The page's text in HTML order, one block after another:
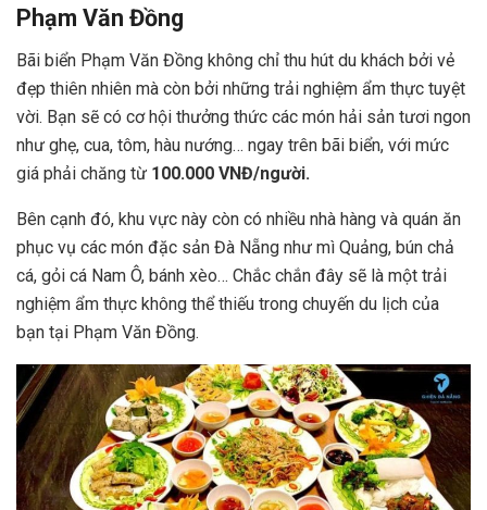
Phạm Văn Đồng
Bãi biển Phạm Văn Đồng không chỉ thu hút du khách bởi vẻ
đẹp thiên nhiên mà còn bởi những trải nghiệm ẩm thực tuyệt
vời. Bạn sẽ có cơ hội thưởng thức các món hải sản tươi ngon
như ghẹ, cua, tôm, hàu nướng… ngay trên bãi biển, với mức
giá phải chăng từ 100.000 VNĐ/người.
Bên cạnh đó, khu vực này còn có nhiều nhà hàng và quán ăn
phục vụ các món đặc sản Đà Nẵng như mì Quảng, bún chả
cá, gỏi cá Nam Ô, bánh xèo… Chắc chắn đây sẽ là một trải
nghiệm ẩm thực không thể thiếu trong chuyến du lịch của
bạn tại Phạm Văn Đồng.